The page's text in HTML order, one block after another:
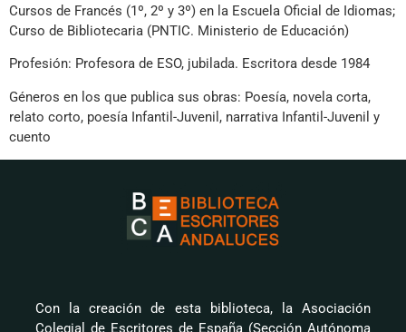
Cursos de Francés (1º, 2º y 3º) en la Escuela Oficial de Idiomas;
Curso de Bibliotecaria (PNTIC. Ministerio de Educación)
Profesión: Profesora de ESO, jubilada. Escritora desde 1984
Géneros en los que publica sus obras: Poesía, novela corta,
relato corto, poesía Infantil-Juvenil, narrativa Infantil-Juvenil y
cuento
Con la creación de esta biblioteca, la Asociación
Colegial de Escritores de España (Sección Autónoma